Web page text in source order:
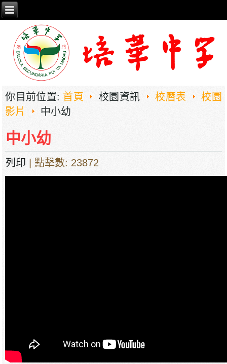
你目前位置: 首頁 校園資訊 校曆表
校園
影片
中小幼
中小幼
列印 | 點擊數: 23872